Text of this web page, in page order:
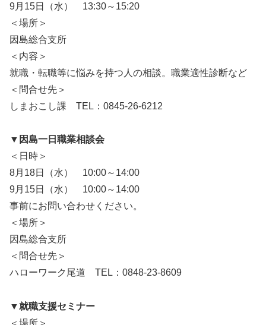
9月15日（水） 13:30～15:20
＜場所＞
因島総合支所
＜内容＞
就職・転職等に悩みを持つ人の相談。職業適性診断など
＜問合せ先＞
しまおこし課 TEL：0845-26-6212
▼因島一日職業相談会
＜日時＞
8月18日（水） 10:00～14:00
9月15日（水） 10:00～14:00
事前にお問い合わせください。
＜場所＞
因島総合支所
＜問合せ先＞
ハローワーク尾道 TEL：0848-23-8609
▼就職支援セミナー